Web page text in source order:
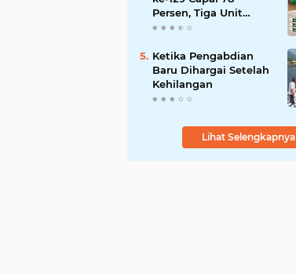
Persen, Tiga Unit
Rumah Bantuan Mulai
Ketika Pengabdian
Baru Dihargai Setelah
Kehilangan
Lihat Selengkapnya